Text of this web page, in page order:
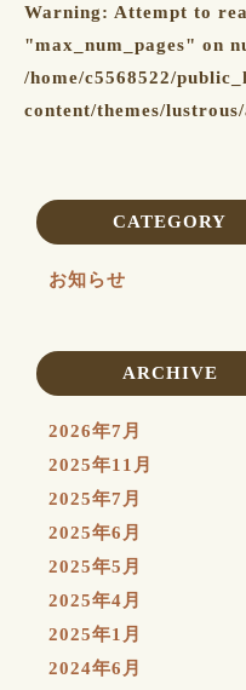
Warning: Attempt to
"max_num_pages" on
/home/c5568522/
content/themes/
CATEGORY
お知らせ
ARCHIVE
2026年7月
2025年11月
2025年7月
2025年6月
2025年5月
2025年4月
2025年1月
2024年6月